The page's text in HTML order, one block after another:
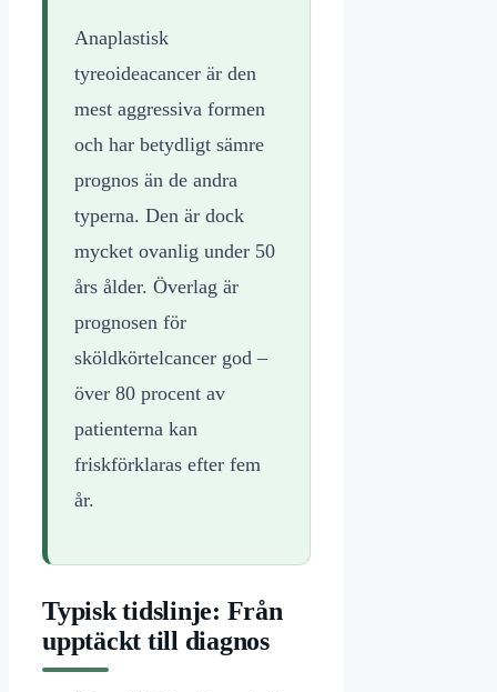
Anaplastisk
tyreoideacancer är den
mest aggressiva formen
och har betydligt sämre
prognos än de andra
typerna. Den är dock
mycket ovanlig under 50
års ålder. Överlag är
prognosen för
sköldkörtelcancer god –
över 80 procent av
patienterna kan
friskförklaras efter fem
år.
Typisk tidslinje: Från
upptäckt till diagnos